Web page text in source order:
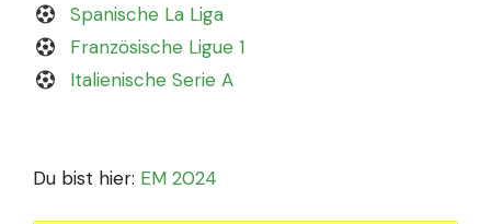
Spanische La Liga
Französische Ligue 1
Italienische Serie A
Du bist hier: EM 2024